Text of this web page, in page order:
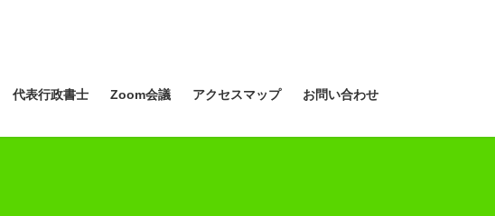
代表行政書士 Zoom会議 アクセスマップ お問い合わせ